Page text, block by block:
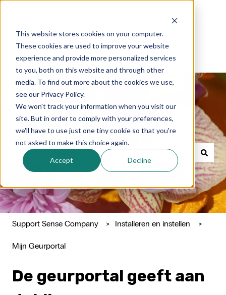
This website stores cookies on your computer.
These cookies are used to improve your website
experience and provide more personalized services
to you, both on this website and through other
media. To find out more about the cookies we use,
see our Privacy Policy.
We won't track your information when you visit our
site. But in order to comply with your preferences,
we'll have to use just one tiny cookie so that you're
not asked to make this choice again.
Accept Decline
Waar kunnen we je mee helpen?
Er zijn geen suggesties want het zoekveld is leeg.
Support Sense Company Installeren en instellen
Mijn Geurportal
De geurportal geeft aan